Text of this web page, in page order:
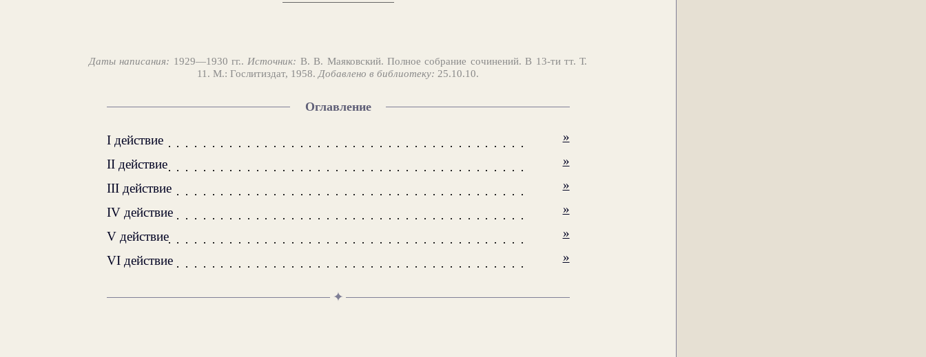
Даты написания: 1929—1930 гг.. Источник: В. В. Маяковский. Полное собрание сочинений. В 13-ти тт. Т.
11. М.: Гослитиздат, 1958. Добавлено в библиотеку: 25.10.10.
Оглавление
I действие
»
II действие
»
III действие
»
IV действие
»
V действие
»
VI действие
»
✦